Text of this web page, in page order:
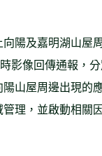
陽及嘉明湖山屋
影像回傳通報，
山屋周邊出現的
理，並啟動相關